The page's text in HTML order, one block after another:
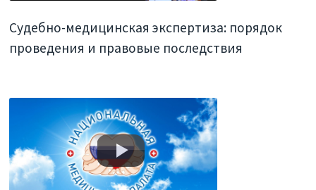
Судебно-медицинская экспертиза: порядок
проведения и правовые последствия